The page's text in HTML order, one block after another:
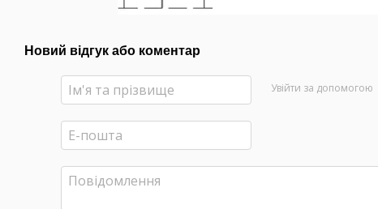
Новий відгук або коментар
Увійти за допомогою